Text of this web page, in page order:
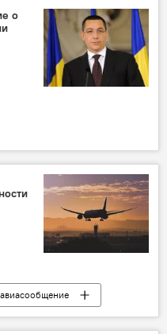
о
интеграция
авиасообщение